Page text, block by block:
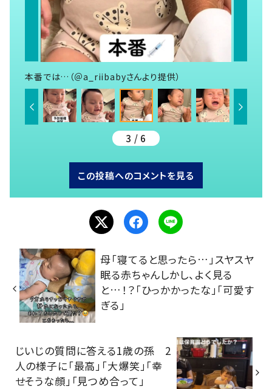
本番では…（＠a_riibabyさんより提供）
3 / 6
この投稿へのコメントを見る
母「寝てると思ったら…」スヤスヤ
眠る赤ちゃんしかし、よく見る
と…！？「ひっかかったな」「可愛す
ぎる」
じいじの質問に答える1歳の孫 2
人の様子に「最高」「大爆笑」「幸
せそうな顔」「見つめ合って」